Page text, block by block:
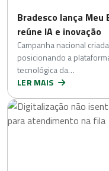
Bradesco lança Meu
reúne IA e inovação
Campanha nacional
posicionando a
tecnológica da…
LER MAIS